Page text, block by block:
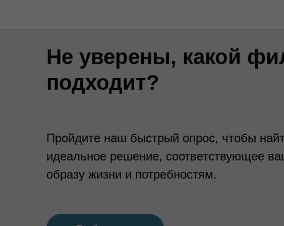
Не уверены, какой
подходит?
Пройдите наш быстрый опрос, чтобы
идеальное решение, соответствующее
образу жизни и потребностям.